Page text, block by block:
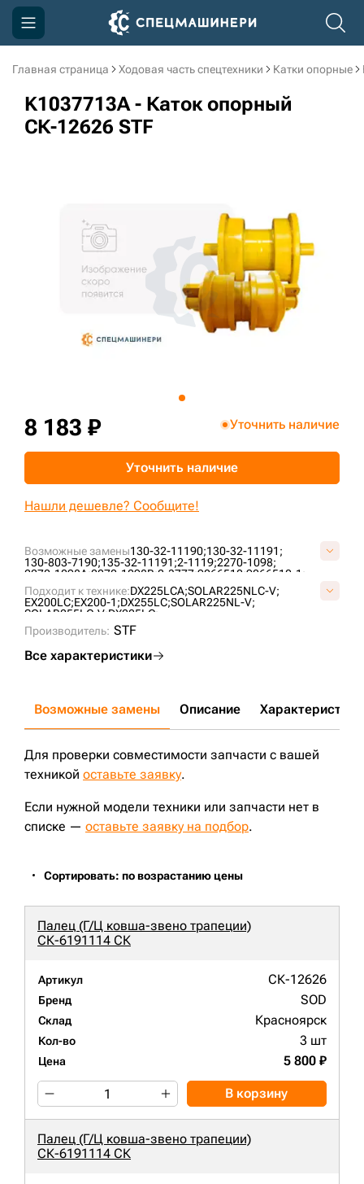
Главная страница Ходовая часть спецтехники Катки опорные
K1037713A - Каток опорный
СК-12626 STF
Возможные замены130-32-11190;130-32-11191;
130-803-7190;135-32-11191;2-1119;2270-1098;
2270-1098A;2270-1098B;2-3777;9066510;9066510-1;
9066510-2;
9066510-9;9114617;D4060000N08;
K1037713A;KM67;UF173E0E;
Подходит к технике:DX225LCA;SOLAR225NLC-V;
EX200LC;EX200-1;DX255LC;SOLAR225NL-V;
SOLAR255LC-V;DX225LC;
Производитель: STF
Все характеристики
8 183 ₽ Уточнить наличие
Уточнить наличие
Нашли дешевле? Сообщите!
Возможные замены Описание Характеристики
Для проверки совместимости запчасти с вашей
техникой оставьте заявку.
Если нужной модели техники или запчасти нет в
списке — оставьте заявку на подбор.
Сортировать: по возрастанию цены
Палец (Г/Ц ковша-звено трапеции)
СК-6191114 СК
Артикул СК-12626
Бренд SOD
Склад Красноярск
Кол-во 3 шт
Цена 5 800 ₽
В корзину
Палец (Г/Ц ковша-звено трапеции)
СК-6191114 СК
Компания
Акции
3D тур по производству
3D тур по складам
sksale@skdst.ru